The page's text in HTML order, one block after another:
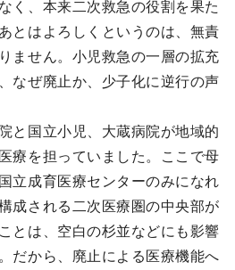
く、本来二次救急の役割を果た
とはよろしくというのは、無責
ません。小児救急の一層の拡充
なぜ廃止か、少子化に逆行の声
と国立小児、大蔵病院が地域的
療を担っていました。ここで母
立成育医療センターのみになれ
成される二次医療圏の中央部が
とは、空白の杉並などにも影響
だから、廃止による医療機能へ